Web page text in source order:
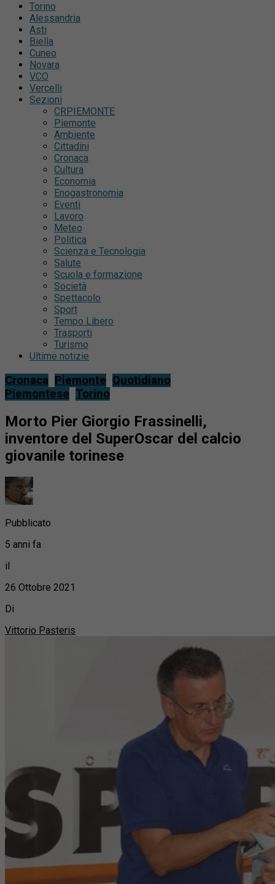
Torino
Alessandria
Asti
Biella
Cuneo
Novara
VCO
Vercelli
Sezioni
CRPIEMONTE
Piemonte
Ambiente
Cittadini
Cronaca
Cultura
Economia
Enogastronomia
Eventi
Lavoro
Meteo
Politica
Scienza e Tecnologia
Salute
Scuola e formazione
Società
Spettacolo
Sport
Tempo Libero
Trasporti
Turismo
Ultime notizie
Cronaca Piemonte Quotidiano
Piemontese Torino
Morto Pier Giorgio Frassinelli,
inventore del SuperOscar del calcio
giovanile torinese
Pubblicato
5 anni fa
il
26 Ottobre 2021
Di
Vittorio Pasteris